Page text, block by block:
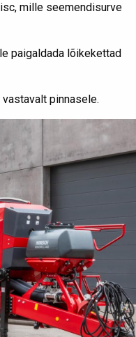
mille seemendisurve
paigaldada lõikekettad
pinnasele.